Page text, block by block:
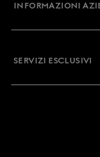
INFORMAZIONI
SERVIZI ESCLUSIVI